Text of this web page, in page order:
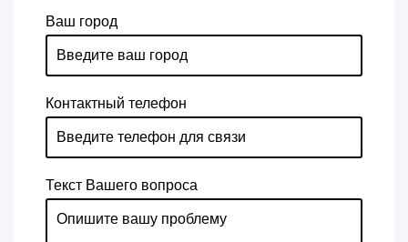
Ваш город
Контактный телефон
Текст Вашего вопроса